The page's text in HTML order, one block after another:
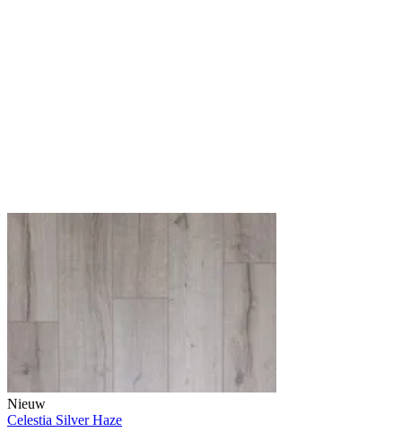
Nieuw
Celestia Silver Haze